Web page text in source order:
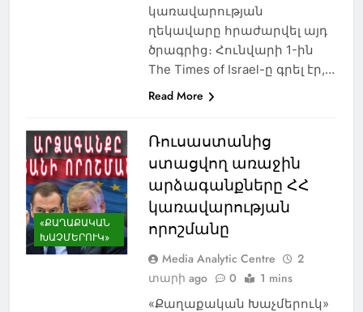
կառավարության
ղեկավարը հրաժարվել այդ
ծրագրից։ Հունվարի 1-ին
The Times of Israel-ը գրել էր,…
Read More
«ՔԱՂԱՔԱԿԱՆ
ԽԱՉՄԵՐՈՒԿ»
Ռուսաստանից
ստացվող առաջին
արձագանքները ՀՀ
կառավարության
որոշմանը
Media Analytic Centre
2
տարի ago
0 1 mins
«Քաղաքական Խաչմերուկ»